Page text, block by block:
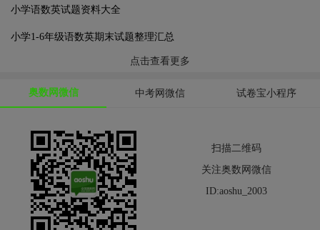
小学语数英试题资料大全
小学1-6年级语数英期末试题整理汇总
点击查看更多
奥数网微信 中考网微信 试卷宝小程序
扫描二维码
关注奥数网微信
ID:aoshu_2003